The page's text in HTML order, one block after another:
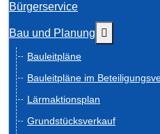
Bürgerservice
Bau und Planung
Bauleitpläne
Bauleitpläne im
Lärmaktionsplan
Grundstücksverkauf